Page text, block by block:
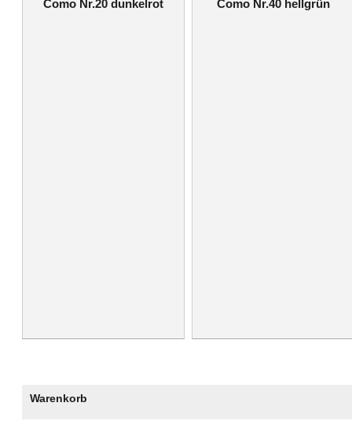
Como Nr.20 dunkelrot
Como Nr.40 hellgrün
Warenkorb